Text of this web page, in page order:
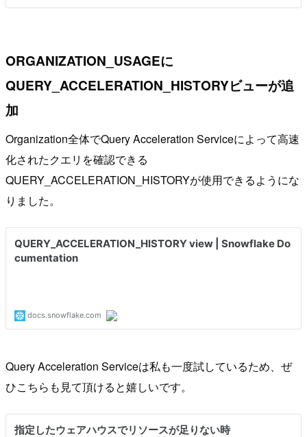
ORGANIZATION_USAGEに
QUERY_ACCELERATION_HISTORYビューが追
加
Organization全体でQuery Acceleration Serviceによって高速
化されたクエリを確認できる
QUERY_ACCELERATION_HISTORYが使用できるようにな
りました。
Query Acceleration Serviceは私も一度試しているため、ぜ
ひこちらも見て頂けると嬉しいです。